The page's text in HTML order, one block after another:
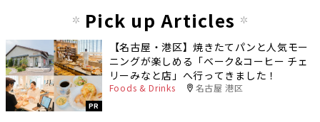
Pick up Articles
PR
【名古屋・港区】焼きたてパンと人気モー
ニングが楽しめる「ベーク&コーヒー チェ
リーみなと店」へ行ってきました！
Foods & Drinks 名古屋 港区